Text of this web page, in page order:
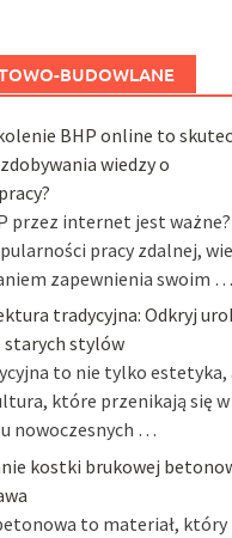
BUDOWLANE
BHP online to
wiedzy o
przez internet jest ważne?
pracy zdalnej,
zapewnienia swoim …
tradycyjna: Odkryj
starych stylów
to nie tylko estetyka,
które przenikają się w
nowoczesnych …
kostki brukowej
to materiał, który